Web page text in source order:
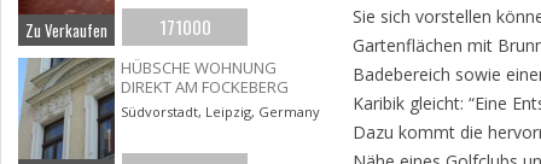
Sie sich vorstellen
Gartenflächen mit
Badebereich sowie
Karibik gleicht: “Eine
Dazu kommt die
Zu Verkaufen 171000
HÜBSCHE WOHNUNG
DIREKT AM FOCKEBERG
Südvorstadt, Leipzig, Germany